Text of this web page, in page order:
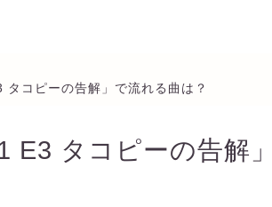
タコピーの告解」で流れる曲は？
E3 タコピーの告解